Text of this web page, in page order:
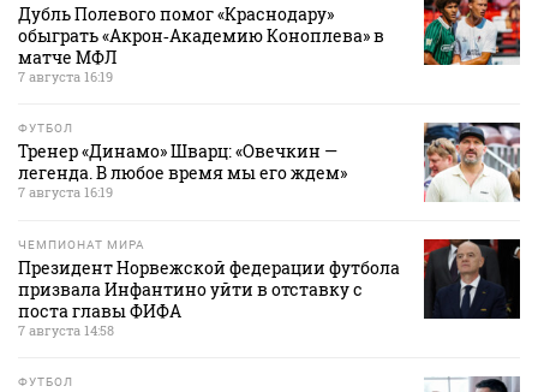
Дубль Полевого помог «Краснодару»
обыграть «Акрон‑Академию Коноплева» в
матче МФЛ
7 августа 16:19
ФУТБОЛ
Тренер «Динамо» Шварц: «Овечкин —
легенда. В любое время мы его ждем»
7 августа 16:19
ЧЕМПИОНАТ МИРА
Президент Норвежской федерации футбола
призвала Инфантино уйти в отставку с
поста главы ФИФА
7 августа 14:58
ФУТБОЛ